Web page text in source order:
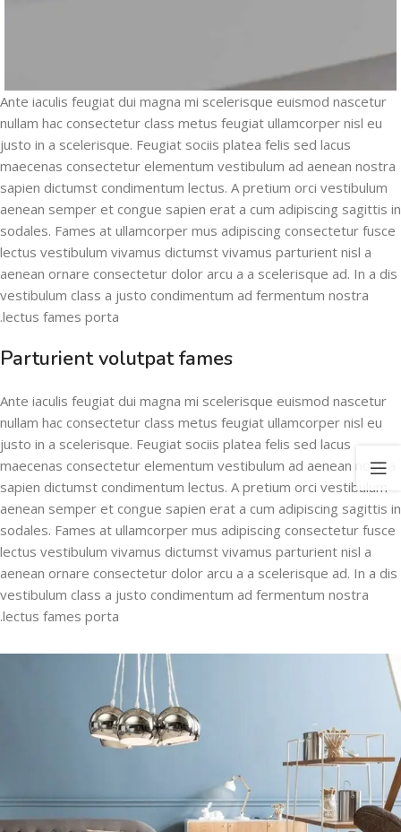
Ante iaculis feugiat dui magna mi scelerisque euismod nascetur
nullam hac consectetur class metus feugiat ullamcorper nisl eu
justo in a scelerisque. Feugiat sociis platea felis sed lacus
maecenas consectetur elementum vestibulum ad aenean nostra
sapien dictumst condimentum lectus. A pretium orci vestibulum
aenean semper et congue sapien erat a cum adipiscing sagittis in
sodales. Fames at ullamcorper mus adipiscing consectetur fusce
lectus vestibulum vivamus dictumst vivamus parturient nisl a
aenean ornare consectetur dolor arcu a a scelerisque ad. In a dis
vestibulum class a justo condimentum ad fermentum nostra
lectus fames porta.
Parturient volutpat fames
Ante iaculis feugiat dui magna mi scelerisque euismod nascetur
nullam hac consectetur class metus feugiat ullamcorper nisl eu
justo in a scelerisque. Feugiat sociis platea felis sed lacus
maecenas consectetur elementum vestibulum ad aenean nostra
sapien dictumst condimentum lectus. A pretium orci vestibulum
aenean semper et congue sapien erat a cum adipiscing sagittis in
sodales. Fames at ullamcorper mus adipiscing consectetur fusce
lectus vestibulum vivamus dictumst vivamus parturient nisl a
aenean ornare consectetur dolor arcu a a scelerisque ad. In a dis
vestibulum class a justo condimentum ad fermentum nostra
lectus fames porta.